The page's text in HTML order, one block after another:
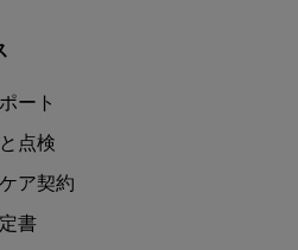
ート
点検
ア契約
書